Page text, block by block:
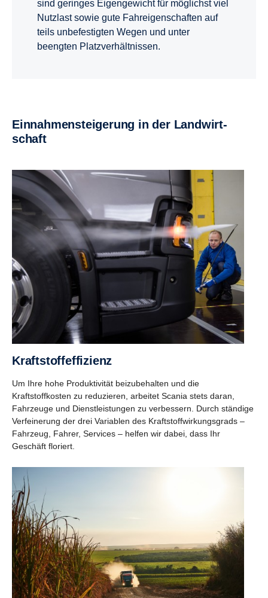
sind geringes Eigengewicht für möglichst viel
Nutzlast sowie gute Fahreigenschaften auf
teils unbefestigten Wegen und unter
beengten Platzverhältnissen.
Einnah­menstei­ge­rung in der Landwirt­
schaft
Kraft­stoff­ef­fi­zienz
Um Ihre hohe Produktivität beizubehalten und die
Kraftstoffkosten zu reduzieren, arbeitet Scania stets daran,
Fahrzeuge und Dienstleistungen zu verbessern. Durch ständige
Verfeinerung der drei Variablen des Kraftstoffwirkungsgrads –
Fahrzeug, Fahrer, Services – helfen wir dabei, dass Ihr
Geschäft floriert.